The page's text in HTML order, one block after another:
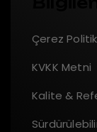
Çerez
KVKK Metni
Kalite &